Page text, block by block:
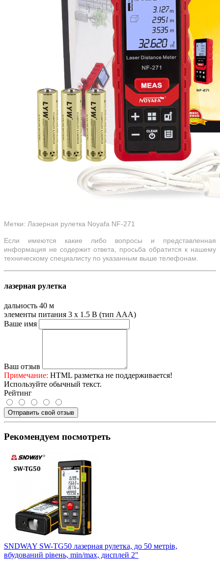
Метки: Лазерная рулетка Noyafa NF-271
Если имеются какие либо вопросы и представленная
информация не содержит ответа, просьба обратится к нашему
техническому специалисту по указанным выше телефонам.
лазерная рулетка
дальность 40 м
элементы питания 3 x 1.5 B (тип ААА)
Ваше имя
Ваш отзыв
Примечание: HTML разметка не поддерживается!
Используйте обычный текст.
Рейтинг
Отправить свой отзыв
Рекомендуем посмотреть
SNDWAY SW-TG50 лазерная рулетка, до 50 метрів,
вбудований рівень, min/max, дисплей 2"